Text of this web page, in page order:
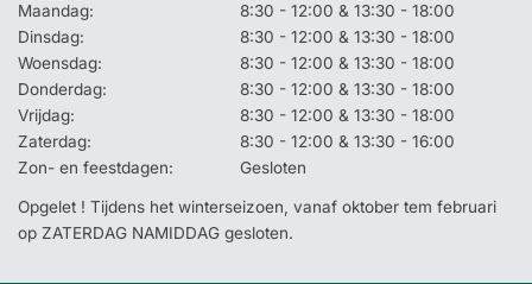
Maandag:
8:30 - 12:00 & 13:30 - 18:00
Dinsdag:
8:30 - 12:00 & 13:30 - 18:00
Woensdag:
8:30 - 12:00 & 13:30 - 18:00
Donderdag:
8:30 - 12:00 & 13:30 - 18:00
Vrijdag:
8:30 - 12:00 & 13:30 - 18:00
Zaterdag:
8:30 - 12:00 & 13:30 - 16:00
Zon- en feestdagen:
Gesloten
Opgelet ! Tijdens het winterseizoen, vanaf oktober tem februari
op ZATERDAG NAMIDDAG gesloten.